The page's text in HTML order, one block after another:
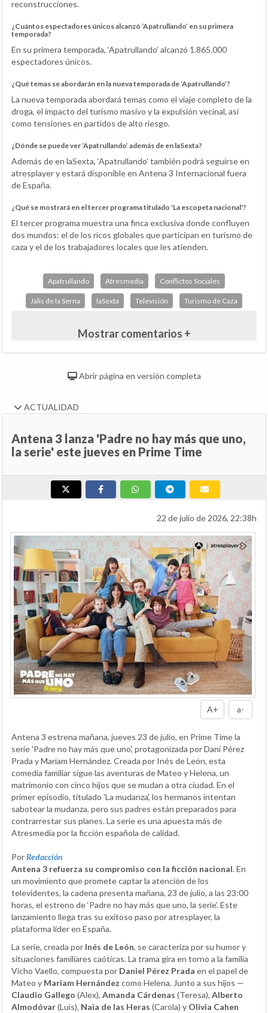
reconstrucciones.
¿Cuántos espectadores únicos alcanzó ‘Apatrullando’ en su primera
temporada?
En su primera temporada, ‘Apatrullando’ alcanzó 1.865.000
espectadores únicos.
¿Qué temas se abordarán en la nueva temporada de ‘Apatrullando’?
La nueva temporada abordará temas como el viaje completo de la
droga, el impacto del turismo masivo y la expulsión vecinal, así
como tensiones en partidos de alto riesgo.
¿Dónde se puede ver ‘Apatrullando’ además de en laSexta?
Además de en laSexta, ‘Apatrullando’ también podrá seguirse en
atresplayer y estará disponible en Antena 3 Internacional fuera
de España.
¿Qué se mostrará en el tercer programa titulado 'La escopeta nacional'?
El tercer programa muestra una finca exclusiva donde confluyen
dos mundos: el de los ricos globales que participan en turismo de
caza y el de los trabajadores locales que les atienden.
Apatrullando Atresmedia Conflictos Sociales
Jalis de la Serna laSexta Televisión Turismo de Caza
Mostrar comentarios +
Abrir página en versión completa
ACTUALIDAD
Antena 3 lanza 'Padre no hay más que uno,
la serie' este jueves en Prime Time
22 de julio de 2026, 22:38h
A+ a-
Antena 3 estrena mañana, jueves 23 de julio, en Prime Time la
serie 'Padre no hay más que uno', protagonizada por Dani Pérez
Prada y Mariam Hernández. Creada por Inés de León, esta
comedia familiar sigue las aventuras de Mateo y Helena, un
matrimonio con cinco hijos que se mudan a otra ciudad. En el
primer episodio, titulado 'La mudanza', los hermanos intentan
sabotear la mudanza, pero sus padres están preparados para
contrarrestar sus planes. La serie es una apuesta más de
Atresmedia por la ficción española de calidad.
PorRedacción
Antena 3 refuerza su compromiso con la ficción nacional. En
un movimiento que promete captar la atención de los
televidentes, la cadena presenta mañana, 23 de julio, a las 23:00
horas, el estreno de ‘Padre no hay más que uno, la serie’. Este
lanzamiento llega tras su exitoso paso por atresplayer, la
plataforma líder en España.
La serie, creada por Inés de León, se caracteriza por su humor y
situaciones familiares caóticas. La trama gira en torno a la familia
Vicho Vaello, compuesta por Daniel Pérez Prada en el papel de
Mateo y Mariam Hernández como Helena. Junto a sus hijos —
Claudio Gallego (Alex), Amanda Cárdenas (Teresa), Alberto
Almodóvar(Luis), Naia de las Heras (Carola) y Olivia Cahen